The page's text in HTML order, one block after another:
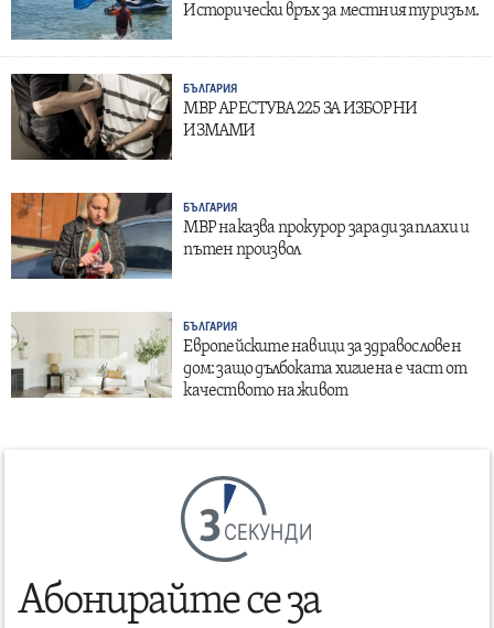
Исторически връх за местния туризъм.
БЪЛГАРИЯ
МВР АРЕСТУВА 225 ЗА ИЗБОРНИ
ИЗМАМИ
БЪЛГАРИЯ
МВР наказва прокурор заради заплахи и
пътен произвол
БЪЛГАРИЯ
Европейските навици за здравословен
дом: защо дълбоката хигиена е част от
качеството на живот
СЕКУНДИ
Абонирайте се за